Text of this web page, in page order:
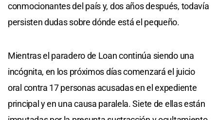
conmocionantes del país y, dos años después, todavía
persisten dudas sobre dónde está el pequeño.
Mientras el paradero de Loan continúa siendo una
incógnita, en los próximos días comenzará el juicio
oral contra 17 personas acusadas en el expediente
principal y en una causa paralela. Siete de ellas están